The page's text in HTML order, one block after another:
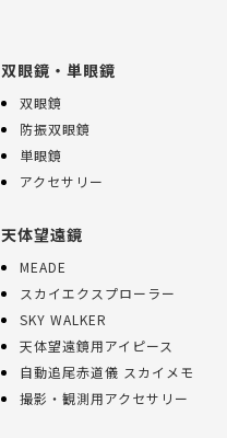
双眼鏡・単眼鏡
双眼鏡
防振双眼鏡
単眼鏡
アクセサリー
天体望遠鏡
MEADE
スカイエクスプローラー
SKY WALKER
天体望遠鏡用アイピース
自動追尾赤道儀 スカイメモ
撮影・観測用アクセサリー